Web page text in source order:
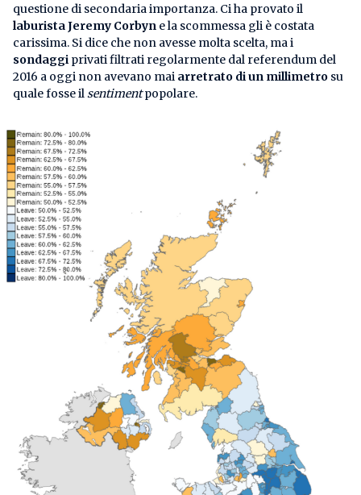
questione di secondaria importanza. Ci ha provato il
laburista Jeremy Corbyn e la scommessa gli è costata
carissima. Si dice che non avesse molta scelta, ma i
sondaggi privati filtrati regolarmente dal referendum del
2016 a oggi non avevano mai arretrato di un millimetro su
quale fosse ilsentimentpopolare.